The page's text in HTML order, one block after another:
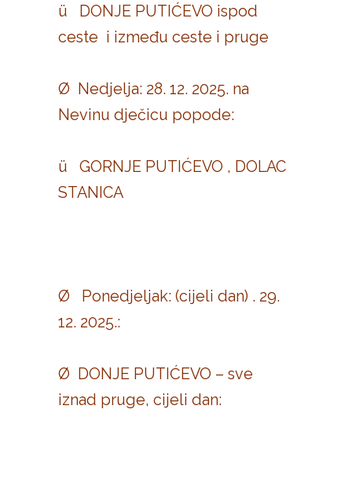
ü DONJE PUTIĆEVO ispod
ceste i između ceste i pruge
Ø Nedjelja: 28. 12. 2025. na
Nevinu dječicu popode:
ü GORNJE PUTIĆEVO , DOLAC
STANICA
Ø Ponedjeljak: (cijeli dan) . 29.
12. 2025.:
Ø DONJE PUTIĆEVO – sve
iznad pruge, cijeli dan: